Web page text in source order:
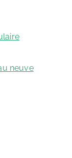
neuve